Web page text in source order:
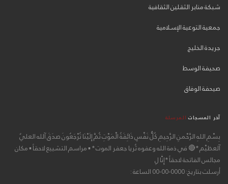
شبكة منابر الثقلين الثقافية
جمعية التوعية الإسلامية
جريدة الخليج
صحيفة الوسط
صيحفة الوفاق
آخر المسجات المرسلة
بِسْمِ اللهِ الرَّحْمنِ الرَّحِيمِ كُلُّ نَفْسٍ ذَائِقَةُ الْمَوْتِ ثُمَّ إِلَيْنَا تُرْجَعُونَ صدَقَ آلله العليٌ
آلعظيْم *🔴 في ذمة الله وعفوه ثُريا جعفر الموت * ▪ مراسم التشييع لاحقاً ▪ مكان
مجالس الفاتحة لاحقاً *إِنَّا لِ
أرسلت بتاريخ: 0000-00-00 الساعة :